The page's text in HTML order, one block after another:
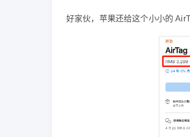
好家伙，苹果还给这个小小的